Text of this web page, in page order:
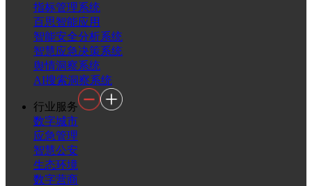
指标管理系统
百思智能应用
智能安全分析系统
智慧应急决策系统
舆情洞察系统
AI搜索洞察系统
行业服务
数字城市
应急管理
智慧公安
生态环境
数字营商